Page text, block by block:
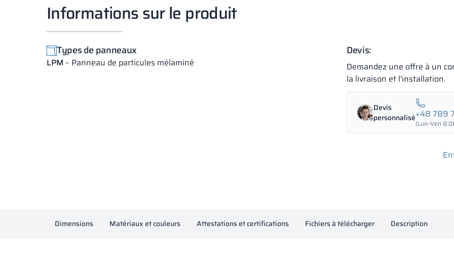
Informations sur le produit
Types de panneaux
LPM – Panneau de particules mélaminé
Devis:
Demandez une offre à un
la livraison et l'installation.
Devis
personnalisé+48 789
(Lun–Ven
Dimensions Matériaux et couleurs Attestations et certifications Fichiers à télécharger Description